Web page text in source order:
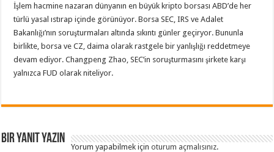
İşlem hacmine nazaran dünyanın en büyük kripto borsası ABD’de her
türlü yasal ıstırap içinde görünüyor. Borsa SEC, IRS ve Adalet
Bakanlığı’nın soruşturmaları altında sıkıntı günler geçiryor. Bununla
birlikte, borsa ve CZ, daima olarak rastgele bir yanlışlığı reddetmeye
devam ediyor. Changpeng Zhao, SEC’in soruşturmasını şirkete karşı
yalnızca FUD olarak niteliyor.
Bir yanıt yazın
Yorum yapabilmek içinoturum açmalısınız.